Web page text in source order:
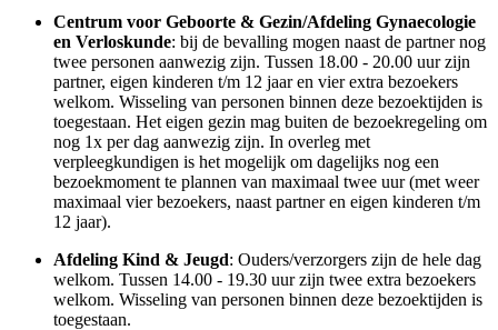
Centrum voor Geboorte & Gezin/Afdeling Gynaecologie
en Verloskunde: bij de bevalling mogen naast de partner nog
twee personen aanwezig zijn. Tussen 18.00 - 20.00 uur zijn
partner, eigen kinderen t/m 12 jaar en vier extra bezoekers
welkom. Wisseling van personen binnen deze bezoektijden is
toegestaan. Het eigen gezin mag buiten de bezoekregeling om
nog 1x per dag aanwezig zijn. In overleg met
verpleegkundigen is het mogelijk om dagelijks nog een
bezoekmoment te plannen van maximaal twee uur (met weer
maximaal vier bezoekers, naast partner en eigen kinderen t/m
12 jaar).
Afdeling Kind & Jeugd: Ouders/verzorgers zijn de hele dag
welkom. Tussen 14.00 - 19.30 uur zijn twee extra bezoekers
welkom. Wisseling van personen binnen deze bezoektijden is
toegestaan.